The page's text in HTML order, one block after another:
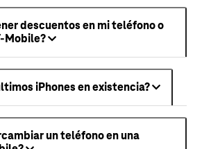
descuentos en mi teléfono o
Mobile?
iPhones en existencia?
un teléfono en una